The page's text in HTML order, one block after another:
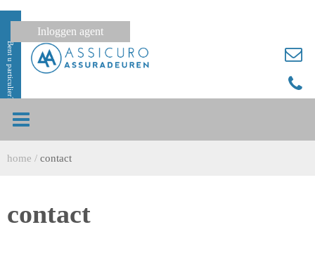
Bent u particulier?
Inloggen agent
home / contact
contact